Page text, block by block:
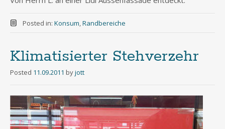
Posted in: Konsum Randbereiche
Klimatisierter Stehverzehr
Posted 11.09.2011 byjott